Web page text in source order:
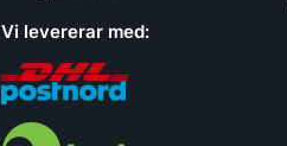
Vi levererar med: